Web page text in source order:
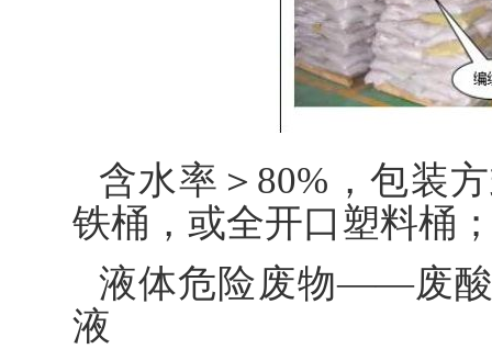
含水率＞80%，包装
铁桶，或全开口塑料桶
液体危险废物——废酸
液